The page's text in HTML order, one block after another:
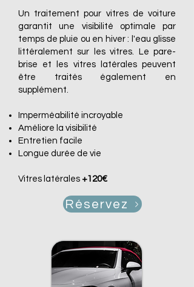
Un traitement pour vitres de voiture
garantit une visibilité optimale par
temps de pluie ou en hiver : l'eau glisse
littéralement sur les vitres. Le pare-
brise et les vitres latérales peuvent
être traités également en
supplément.
Imperméabilité incroyable
Améliore la visibilité
Entretien facile
Longue durée de vie
Vitres latérales +120€
Réservez